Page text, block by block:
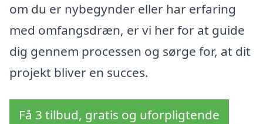
om du er nybegynder eller har erfaring
med omfangsdræn, er vi her for at guide
dig gennem processen og sørge for, at dit
projekt bliver en succes.
Få 3 tilbud, gratis og uforpligtende